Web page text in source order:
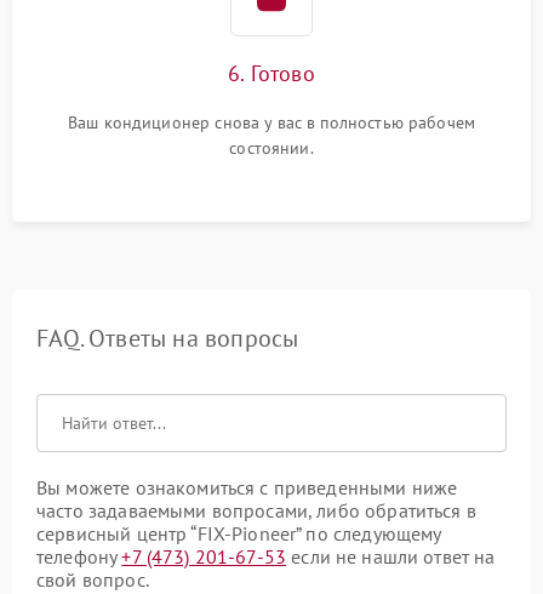
6. Готово
Ваш кондиционер снова у вас в полностью рабочем
состоянии.
FAQ. Ответы на вопросы
Вы можете ознакомиться с приведенными ниже
часто задаваемыми вопросами, либо обратиться в
сервисный центр “FIX-Pioneer” по следующему
телефону+7 (473) 201-67-53 если не нашли ответ на
свой вопрос.